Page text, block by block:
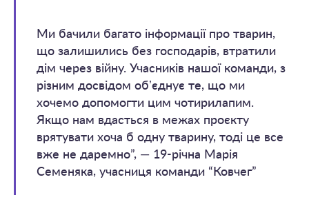
Ми бачили багато інформації про тварин,
що залишились без господарів, втратили
дім через війну. Учасників нашої команди, з
різним досвідом обʼєднує те, що ми
хочемо допомогти цим чотирилапим.
Якщо нам вдасться в межах проєкту
врятувати хоча б одну тварину, тоді це все
вже не даремно”, — 19-річна Марія
Семеняка, учасниця команди “Ковчег”